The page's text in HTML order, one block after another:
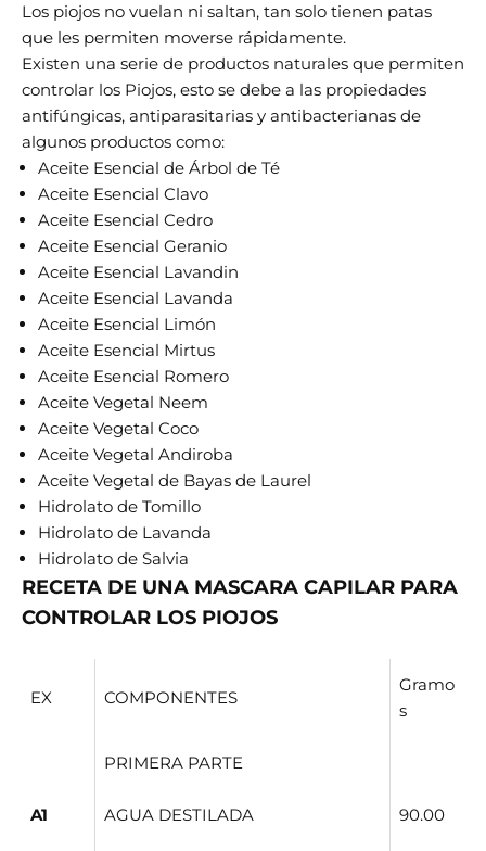
Los piojos no vuelan ni saltan, tan solo tienen patas
que les permiten moverse rápidamente.
Existen una serie de productos naturales que permiten
controlar los Piojos, esto se debe a las propiedades
antifúngicas, antiparasitarias y antibacterianas de
algunos productos como:
Aceite Esencial de Árbol de Té
Aceite Esencial Clavo
Aceite Esencial Cedro
Aceite Esencial Geranio
Aceite Esencial Lavandin
Aceite Esencial Lavanda
Aceite Esencial Limón
Aceite Esencial Mirtus
Aceite Esencial Romero
Aceite Vegetal Neem
Aceite Vegetal Coco
Aceite Vegetal Andiroba
Aceite Vegetal de Bayas de Laurel
Hidrolato de Tomillo
Hidrolato de Lavanda
Hidrolato de Salvia
RECETA DE UNA MASCARA CAPILAR PARA
CONTROLAR LOS PIOJOS
EX COMPONENTES
Gramo
s
PRIMERA PARTE
A1 AGUA DESTILADA 90.00